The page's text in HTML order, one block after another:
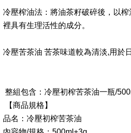
冷壓榨油法：將油茶籽破碎後，以
裡具有生理活性的成分。
冷壓苦茶油 苦茶味道較為清淡,用於
整組包含：冷壓初榨苦茶油一瓶/
【商品規格】
品名：冷壓初榨苦茶油